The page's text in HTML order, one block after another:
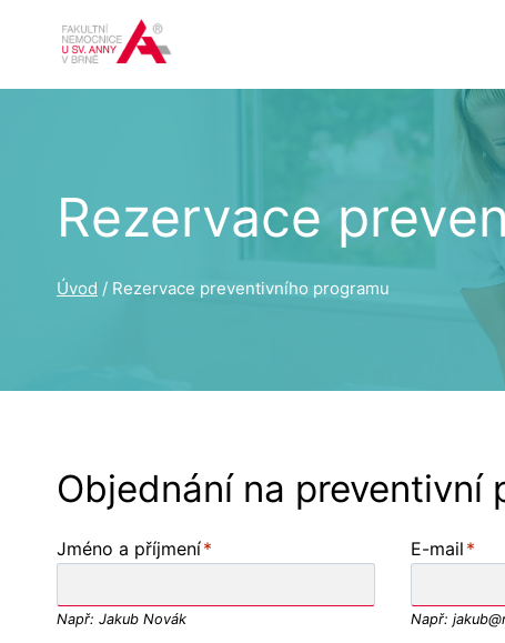
Rezervace
Úvod / Rezervace preventivního programu
Objednání na preventivní
Jméno a příjmení*
P
l
e
Např: Jakub Novák
E-mail *
Např: